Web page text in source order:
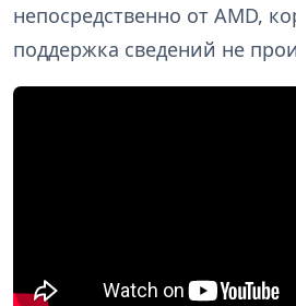
непосредственно от AMD,
поддержка сведений не